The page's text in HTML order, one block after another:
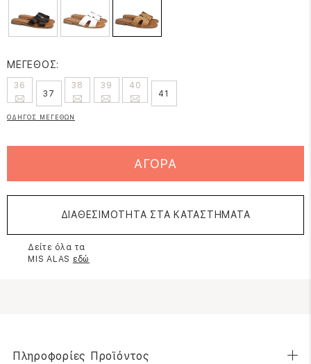
ΜΕΓΕΘΟΣ:
36
37
38 39
40
41
ΟΔΗΓΟΣ ΜΕΓΕΘΩΝ
ΑΓΟΡΑ
ΔΙΑΘΕΣΙΜΟΤΗΤΑ ΣΤΑ ΚΑΤΑΣΤΗΜΑΤΑ
Δείτε όλα τα
MIS ALAS εδώ
Πληροφορίες Προϊόντος